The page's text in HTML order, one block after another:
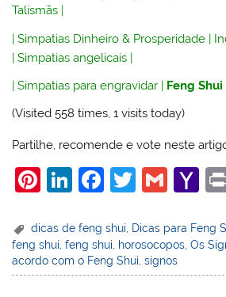
Talismãs |
|Simpatias Dinheiro & Prosperidade |
|Simpatias angelicais |
|Simpatias para engravidar | Feng Shui
(Visited 558 times, 1 visits today)
Partilhe, recomende e vote neste
Pi
er
e
st
Li
k
e
dI
F
c
e
b
T
itt
er
G
ai
l
Y
h
o
o
dicas de feng shui Dicas para Feng
feng shui,feng shui, horosocopos,Os
acordo com o Feng Shui,signos